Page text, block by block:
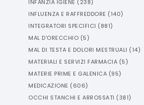
INFANZIA IGIENE (238)
INFLUENZA E RAFFREDDORE (140)
INTEGRATORI SPECIFICI (881)
MAL D'ORECCHIO (5)
MAL DI TESTA E DOLORI MESTRUALI (14)
MATERIALI E SERVIZI FARMACIA (5)
MATERIE PRIME E GALENICA (95)
MEDICAZIONE (606)
OCCHI STANCHI E ARROSSATI (381)